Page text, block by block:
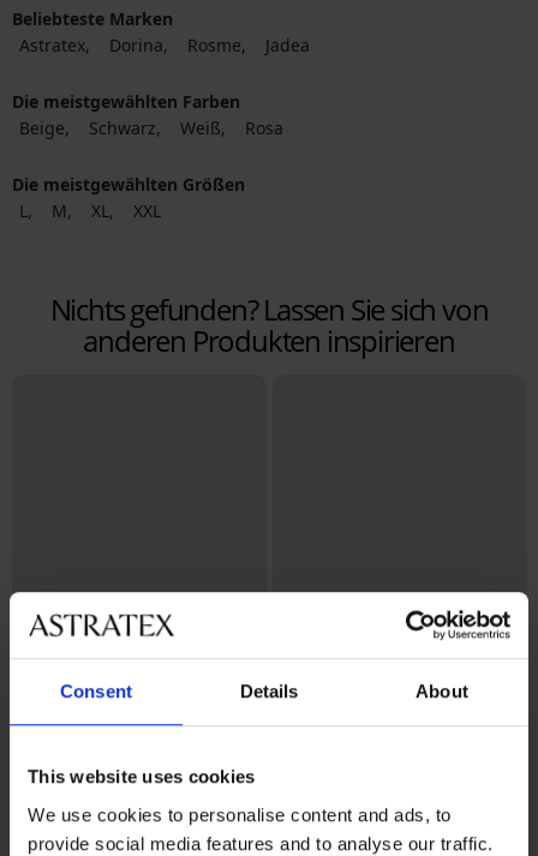
Consent Details About
This website uses cookies
We use cookies to personalise content and ads, to
provide social media features and to analyse our traffic.
Beliebteste Marken
Astratex
Dorina Rosme Jadea
Die meistgewählten Farben
Beige
Schwarz Weiß Rosa
Die meistgewählten Größen
L
M XL XXL
Nichts gefunden? Lassen Sie sich von
anderen Produkten inspirieren
4,5
BH Maia 4D Soft Control Deluxe
BH Maia 4D glättend
52,99 €